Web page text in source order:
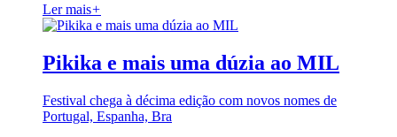
Ler mais+
Pikika e mais uma dúzia ao MIL
Festival chega à décima edição com novos nomes de
Portugal, Espanha, Bra